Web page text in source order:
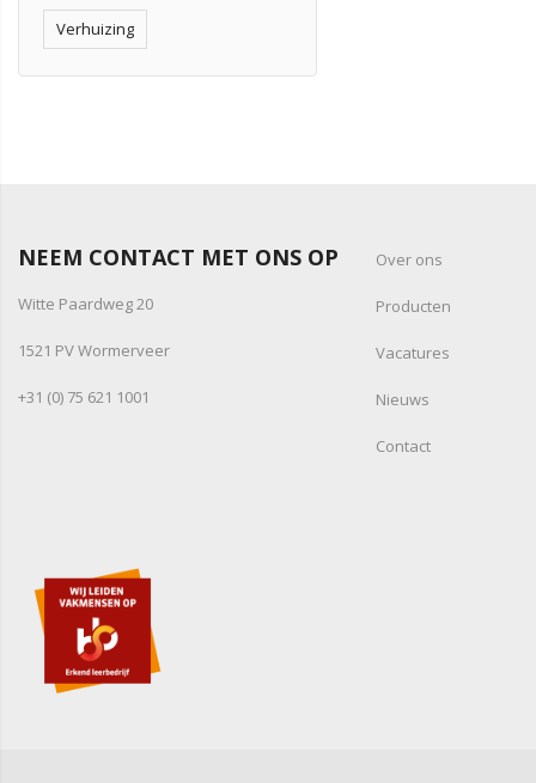
Verhuizing
NEEM CONTACT MET ONS OP
Witte Paardweg 20
1521 PV Wormerveer
+31 (0) 75 621 1001
Over ons
Producten
Vacatures
Nieuws
Contact